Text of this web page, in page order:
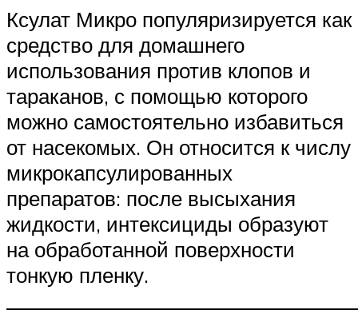
Ксулат Микро популяризируется как
средство для домашнего
использования против клопов и
тараканов, с помощью которого
можно самостоятельно избавиться
от насекомых. Он относится к числу
микрокапсулированных
препаратов: после высыхания
жидкости, интексициды образуют
на обработанной поверхности
тонкую пленку.